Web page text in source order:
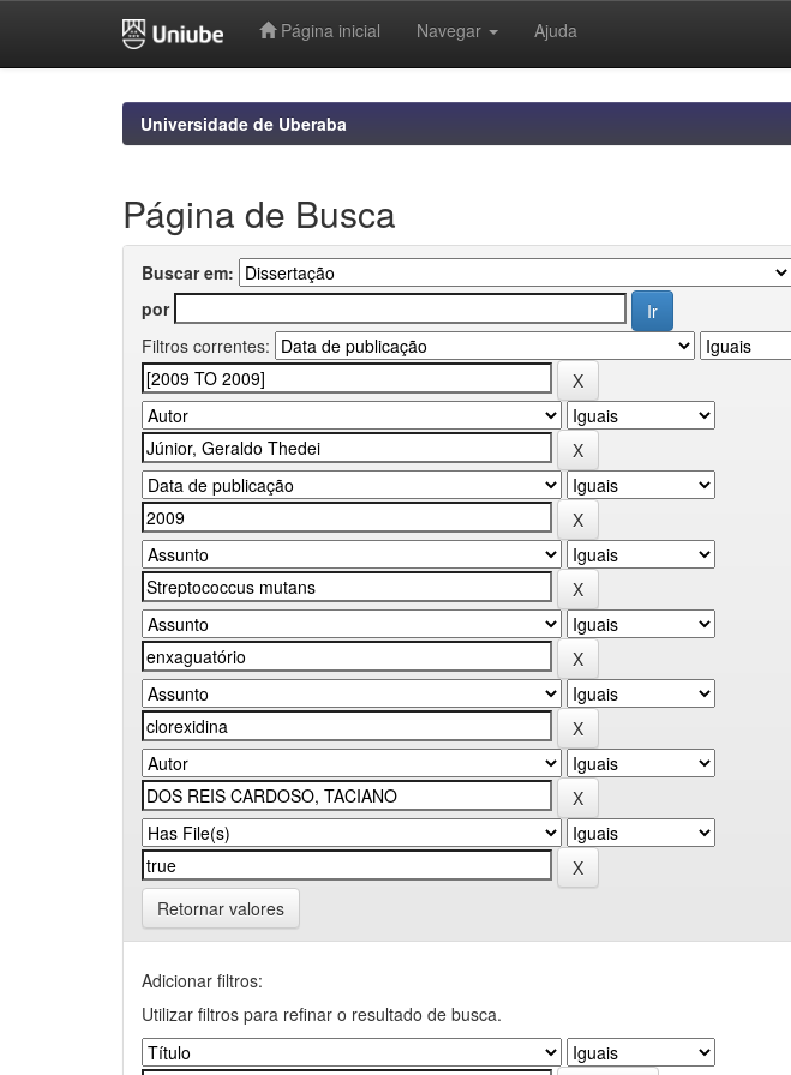
Página inicial Navegar Ajuda
Universidade de Uberaba
Página de Busca
Buscar em:
por
Filtros correntes:
Retornar valores
Adicionar filtros:
Utilizar filtros para refinar o resultado de busca.